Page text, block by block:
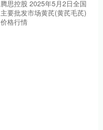
腾思控股 2025年5月2日全国
主要批发市场黄芪(黄芪毛芪)
价格行情